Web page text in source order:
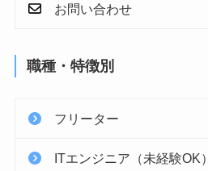
お問い合わせ
職種・特徴別
フリーター
ITエンジニア（未経験OK）